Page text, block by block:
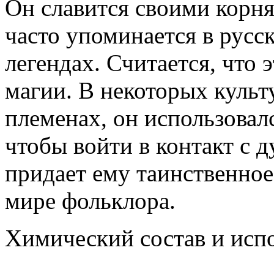
Он славится своими
часто упоминается в
легендах. Считается,
магии. В некоторых
племенах, он
чтобы войти в контакт с
придает ему
мире фольклора.
Химический состав и